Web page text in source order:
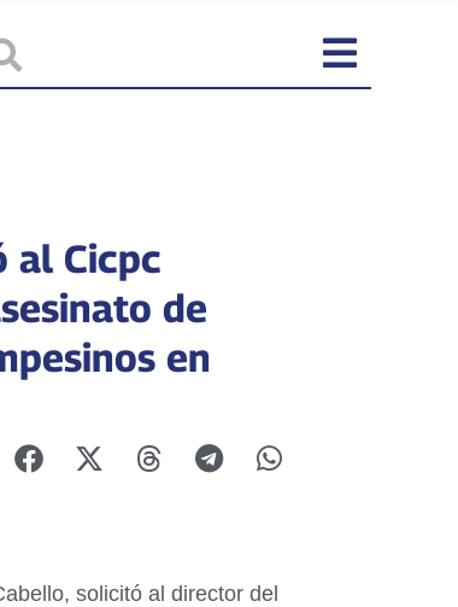
al Cicpc
de
en
solicitó al director del